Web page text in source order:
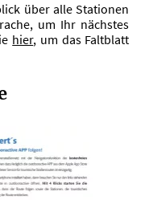
über alle Stationen
um Ihr nächstes
hier, um das Faltblatt